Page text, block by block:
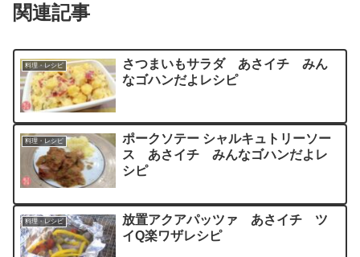
関連記事
料理・レシピ
さつまいもサラダ あさイチ みん
なゴハンだよレシピ
料理・レシピ
ポークソテー シャルキュトリーソー
ス あさイチ みんなゴハンだよレ
シピ
料理・レシピ
放置アクアパッツァ あさイチ ツ
イQ楽ワザレシピ